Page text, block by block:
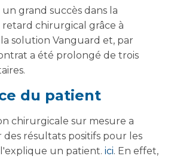
grand succès dans la
chirurgical grâce à
solution Vanguard et, par
a été prolongé de trois
du patient
chirurgicale sur mesure a
résultats positifs pour les
un patient. ici. En effet,